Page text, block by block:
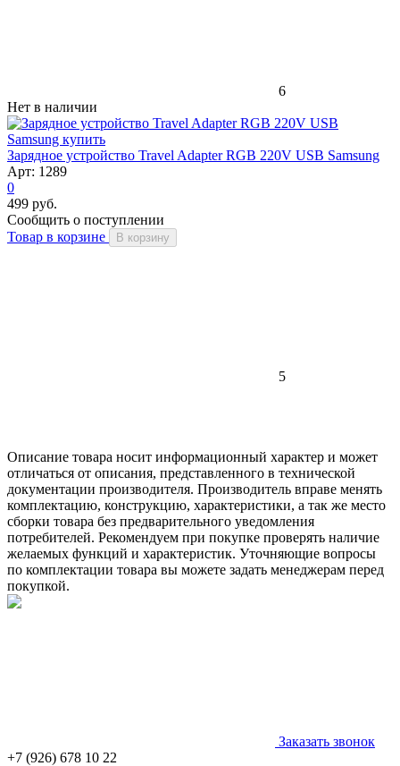
6
Нет в наличии
Зарядное устройство Travel Adapter RGB 220V USB Samsung
Арт: 1289
0
499 руб.
Сообщить о поступлении
Товар в корзине
В корзину
5
Описание товара носит информационный характер и может
отличаться от описания, представленного в технической
документации производителя. Производитель вправе менять
комплектацию, конструкцию, характеристики, а так же место
сборки товара без предварительного уведомления
потребителей. Рекомендуем при покупке проверять наличие
желаемых функций и характеристик. Уточняющие вопросы
по комплектации товара вы можете задать менеджерам перед
покупкой.
Заказать звонок
+7 (926) 678 10 22